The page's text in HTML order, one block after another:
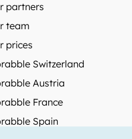
partners
team
prices
Switzerland
Austria
France
Spain